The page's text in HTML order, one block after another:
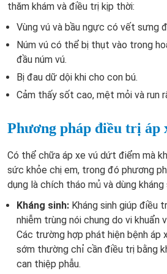
thăm khám và điều trị kịp thời:
Vùng vú và bầu ngực có vết sưng
Núm vú có thể bị thụt vào trong
đầu núm vú.
Bị đau dữ dội khi cho con bú.
Cảm thấy sốt cao, mệt mỏi và run
Phương pháp điều trị áp
Có thể chữa áp xe vú dứt điểm mà
sức khỏe chị em, trong đó phương
dụng là chích tháo mủ và dùng kháng
Kháng sinh: Kháng sinh giúp điều
nhiễm trùng nói chung do vi khuẩn
Các trường hợp phát hiện bệnh áp
sớm thường chỉ cần điều trị bằng
can thiệp phẫu.